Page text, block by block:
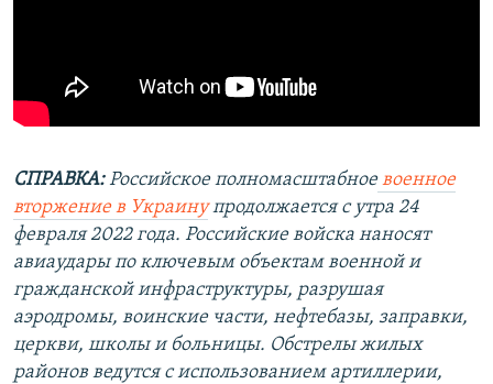
СПРАВКА:Российское полномасштабноевоенное
вторжение в Украинупродолжается с утра 24
февраля 2022 года. Российские войска наносят
авиаудары по ключевым объектам военной и
гражданской инфраструктуры, разрушая
аэродромы, воинские части, нефтебазы, заправки,
церкви, школы и больницы. Обстрелы жилых
районов ведутся с использованием артиллерии,